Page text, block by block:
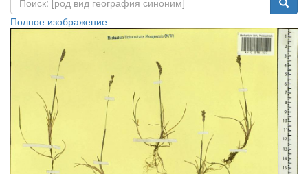
Полное изображение